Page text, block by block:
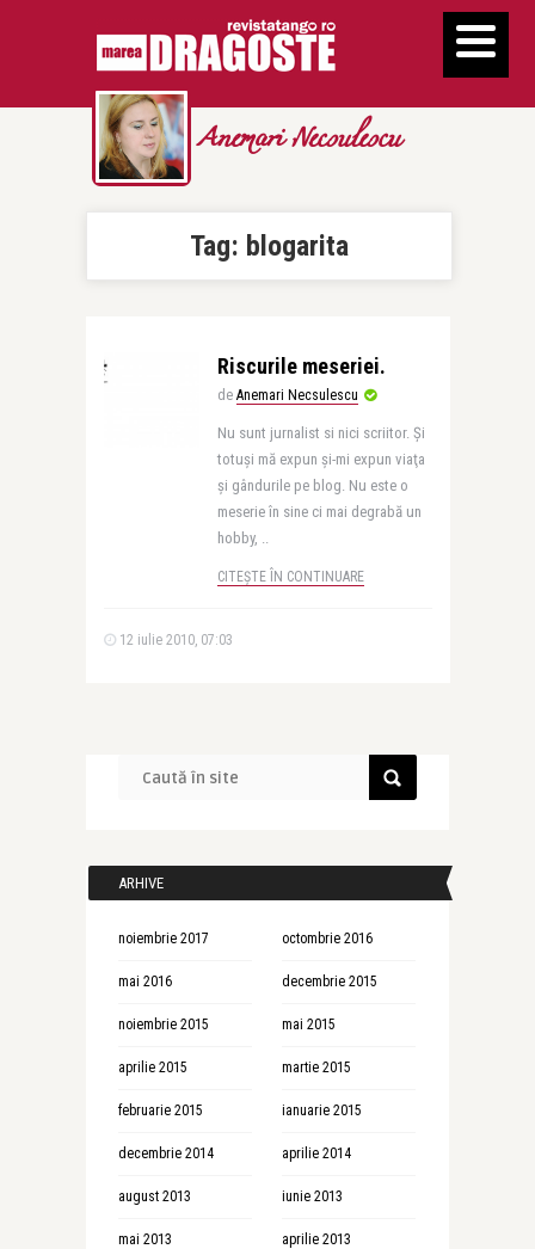
Anemari Necsulescu
Tag: blogarita
Riscurile meseriei.
de Anemari Necsulescu
Nu sunt jurnalist si nici scriitor. Şi
totuşi mă expun şi-mi expun viaţa
şi gândurile pe blog. Nu este o
meserie în sine ci mai degrabă un
hobby, ..
CITEȘTE ÎN CONTINUARE
12 iulie 2010, 07:03
ARHIVE
noiembrie 2017 octombrie 2016
mai 2016 decembrie 2015
noiembrie 2015 mai 2015
aprilie 2015 martie 2015
februarie 2015 ianuarie 2015
decembrie 2014 aprilie 2014
august 2013 iunie 2013
mai 2013 aprilie 2013